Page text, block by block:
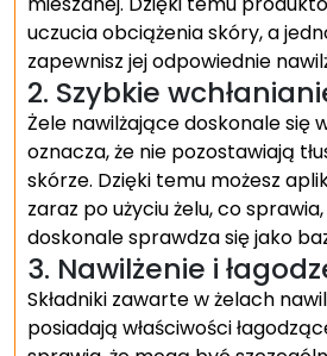
uczucia obciążenia skóry, a
zapewnisz jej odpowiednie
2. Szybkie
Żele nawilżające doskonale się
oznacza, że nie pozostawiają
skórze. Dzięki temu możesz
zaraz po użyciu żelu, co
doskonale sprawdza się jako
3. Nawilżenie i
Składniki zawarte w żelach
posiadają właściwości